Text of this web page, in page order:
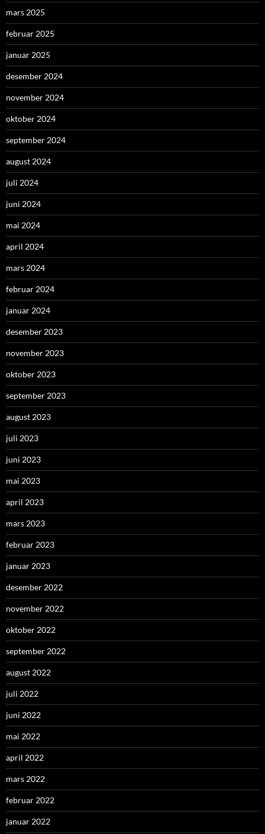
mars 2025
februar 2025
januar 2025
desember 2024
november 2024
oktober 2024
september 2024
august 2024
juli 2024
juni 2024
mai 2024
april 2024
mars 2024
februar 2024
januar 2024
desember 2023
november 2023
oktober 2023
september 2023
august 2023
juli 2023
juni 2023
mai 2023
april 2023
mars 2023
februar 2023
januar 2023
desember 2022
november 2022
oktober 2022
september 2022
august 2022
juli 2022
juni 2022
mai 2022
april 2022
mars 2022
februar 2022
januar 2022